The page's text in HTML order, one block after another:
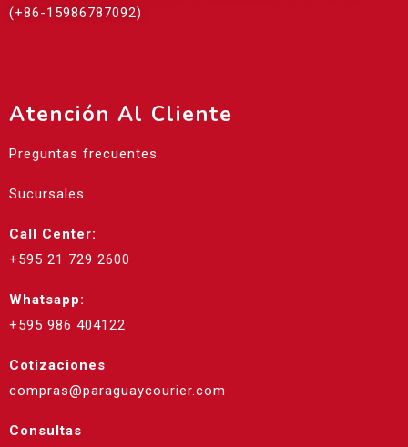
(+86-15986787092)
Atención Al Cliente
Preguntas frecuentes
Sucursales
Call Center:
+595 21 729 2600
Whatsapp:
+595 986 404122
Cotizaciones
compras@paraguaycourier.com
Consultas